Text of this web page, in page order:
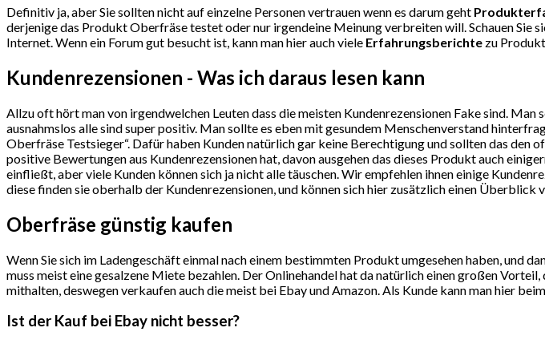
Definitiv ja, aber Sie sollten nicht auf einzelne Personen vertrauen wenn es darum geht
derjenige das Produkt Oberfräse testet oder nur irgendeine Meinung verbreiten will. Schauen Sie
Internet. Wenn ein Forum gut besucht ist, kann man hier auch viele Erfahrungsberichte zu
Kundenrezensionen - Was ich daraus lesen kann
Allzu oft hört man von irgendwelchen Leuten dass die meisten Kundenrezensionen Fake sind.
ausnahmslos alle sind super positiv. Man sollte es eben mit gesundem Menschenverstand
Oberfräse Testsieger“. Dafür haben Kunden natürlich gar keine Berechtigung und sollten das
positive Bewertungen aus Kundenrezensionen hat, davon ausgehen das dieses Produkt auch
einfließt, aber viele Kunden können sich ja nicht alle täuschen. Wir empfehlen ihnen einige
diese finden sie oberhalb der Kundenrezensionen, und können sich hier zusätzlich einen Überblick
Oberfräse günstig kaufen
Wenn Sie sich im Ladengeschäft einmal nach einem bestimmten Produkt umgesehen haben, und
muss meist eine gesalzene Miete bezahlen. Der Onlinehandel hat da natürlich einen großen
mithalten, deswegen verkaufen auch die meist bei Ebay und Amazon. Als Kunde kann man hier
Ist der Kauf bei Ebay nicht besser?